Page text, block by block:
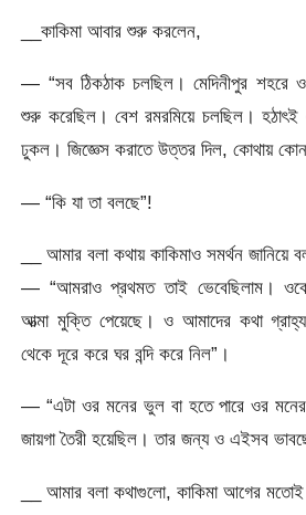
__কাকিমা আবার শুরু করলেন,
— “সব ঠিকঠাক চলছিল। মেদিনীপুর শহরে ও
শুরু করেছিল। বেশ রমরমিয়ে চলছিল। হঠাৎই
ঢুকল। জিজ্ঞেস করাতে উত্তর দিল, কোথায় কোন
— “কি যা তা বলছে”!
__ আমার বলা কথায় কাকিমাও সমর্থন জানিয়ে
— “আমরাও প্রথমত তাই ভেবেছিলাম।
আত্মা মুক্তি পেয়েছে। ও আমাদের কথা
থেকে দূরে করে ঘর বন্দি করে নিল”।
— “এটা ওর মনের ভুল বা হতে পারে ওর মনের
জায়গা তৈরী হয়েছিল। তার জন্য ও এইসব
__ আমার বলা কথাগুলো, কাকিমা আগের মতোই